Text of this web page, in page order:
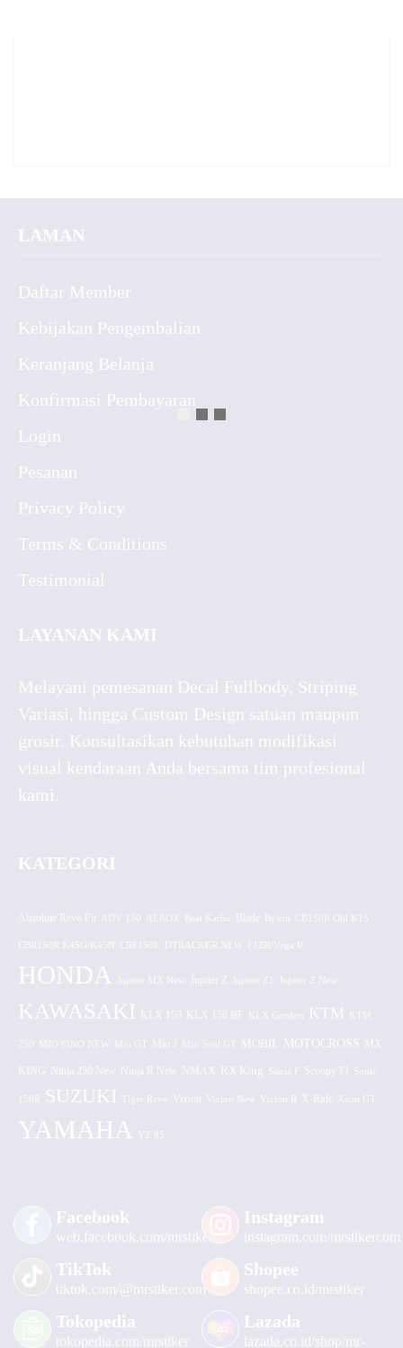
LAMAN
Daftar Member
Kebijakan Pengembalian
Keranjang Belanja
Konfirmasi Pembayaran
Login
Pesanan
Privacy Policy
Terms & Conditions
Testimonial
LAYANAN KAMI
Melayani pemesanan Decal Fullbody, Striping
Variasi, hingga Custom Design satuan maupun
grosir. Konsultasikan kebutuhan modifikasi
visual kendaraan Anda bersama tim profesional
kami.
KATEGORI
Absolute Revo Fit ADV 150 AEROX CB150R Old K15
CBR150R K45G/K45N CRF150L DTRACKER NEW F1ZR/Vega R
HONDA Jupiter MX New Jupiter Z
KAWASAKI KLX 150 KLX 150 BF KLX Gordon KTM KTM
250 MIO FINO NEW Mio GT Mio J Mio Soul GT MOBIL MOTOCROSS MX
KING Ninja 250 New Ninja R New NMAX RX King Satria F Scoopy FI Sonic
150R SUZUKI Tiger Revo Vixion Vixion New Vixion R X-Ride Xeon GT
YAMAHA YZ 85
Facebook
web.facebook.com/mrstiker
Instagram
instagram.com/mrstikercom
TikTok
tiktok.com/@mrstiker.com
Shopee
shopee.co.id/mrstiker
Tokopedia
tokopedia.com/mrstiker
Lazada
lazada.co.id/shop/mr-